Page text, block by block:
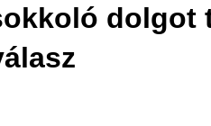
dolgot